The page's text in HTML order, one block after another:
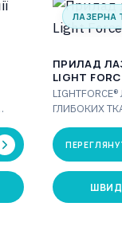
ЛАЗЕРНА
ПРИЛАД
LIGHT
ГЛИБОКИХ
LightForce®